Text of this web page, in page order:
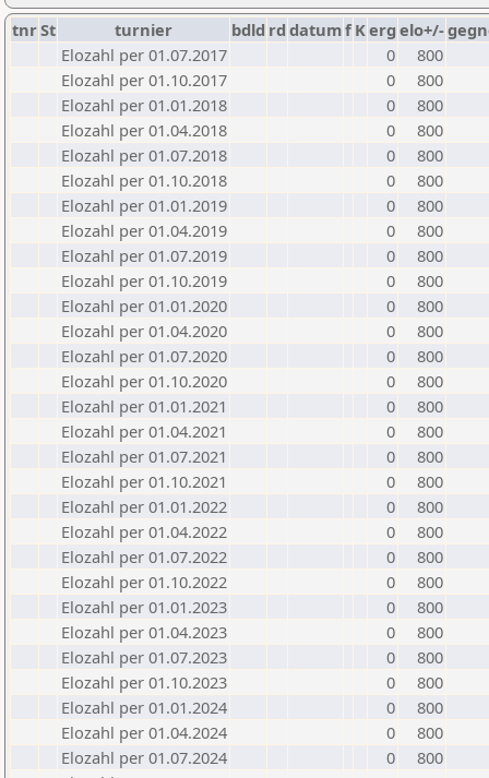
tnrSt turnier bdld rd datumf Kerg elo+/-
Elozahl per 01.07.2017
0
800
Elozahl per 01.10.2017
0
800
Elozahl per 01.01.2018
0
800
Elozahl per 01.04.2018
0
800
Elozahl per 01.07.2018
0
800
Elozahl per 01.10.2018
0
800
Elozahl per 01.01.2019
0
800
Elozahl per 01.04.2019
0
800
Elozahl per 01.07.2019
0
800
Elozahl per 01.10.2019
0
800
Elozahl per 01.01.2020
0
800
Elozahl per 01.04.2020
0
800
Elozahl per 01.07.2020
0
800
Elozahl per 01.10.2020
0
800
Elozahl per 01.01.2021
0
800
Elozahl per 01.04.2021
0
800
Elozahl per 01.07.2021
0
800
Elozahl per 01.10.2021
0
800
Elozahl per 01.01.2022
0
800
Elozahl per 01.04.2022
0
800
Elozahl per 01.07.2022
0
800
Elozahl per 01.10.2022
0
800
Elozahl per 01.01.2023
0
800
Elozahl per 01.04.2023
0
800
Elozahl per 01.07.2023
0
800
Elozahl per 01.10.2023
0
800
Elozahl per 01.01.2024
0
800
Elozahl per 01.04.2024
0
800
Elozahl per 01.07.2024
0
800